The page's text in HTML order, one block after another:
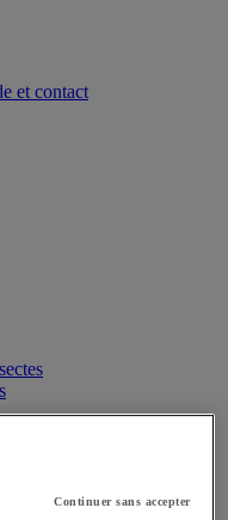
Continuer sans accepter